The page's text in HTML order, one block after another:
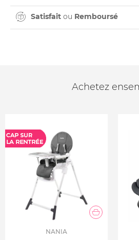
Satisfait ou Remboursé
Achetez
NANIA